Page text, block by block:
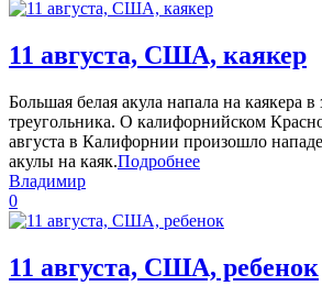
11 августа, США, каякер
Большая белая акула напала на каякера
треугольника. О калифорнийском
августа в Калифорнии произошло
акулы на каяк.Подробнее
Владимир
0
11 августа, США, ребенок